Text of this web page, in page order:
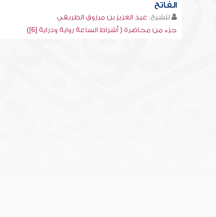
الفاتح
للشيخ: عبد العزيز بن مرزوق الطريفي
جزء من محاضرة ( أشراط الساعة رواية ودراية [6])